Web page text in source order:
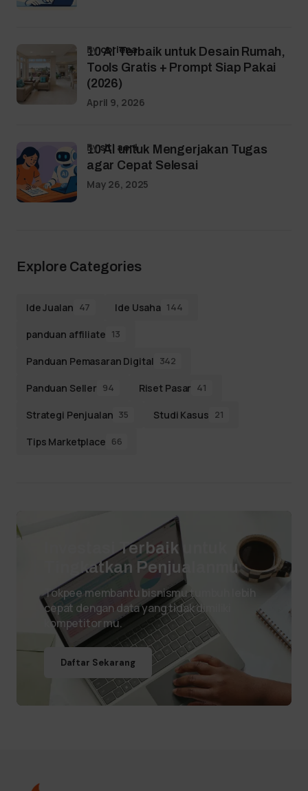
10 AI Terbaik untuk Desain Rumah,
Tools Gratis + Prompt Siap Pakai
(2026)
bycoriena
April 9, 2026
10 AI untuk Mengerjakan Tugas
agar Cepat Selesai
bysiti aeni
May 26, 2025
Explore Categories
Ide Jualan 47 Ide Usaha 144
panduan affiliate 13
Panduan Pemasaran Digital 342
Panduan Seller 94 Riset Pasar 41
Strategi Penjualan 35 Studi Kasus 21
Tips Marketplace 66
Investasi Terbaik untuk
Tingkatkan Penjualanmu
Tokpee membantu bisnismu tumbuh lebih
cepat dengan data yang tidak dimiliki
kompetitor mu.
Daftar Sekarang